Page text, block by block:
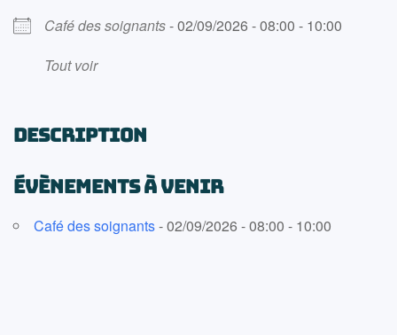
Café des soignants- 02/09/2026 - 08:00 - 10:00
Tout voir
DESCRIPTION
ÉVÈNEMENTS À VENIR
Café des soignants- 02/09/2026 - 08:00 - 10:00